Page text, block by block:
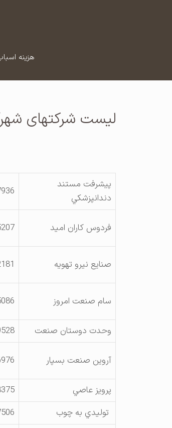
هزینه
لیست شرکتهای
پيشرفت مستند
دندانپزشكي
فردوس كاران اميد
صنايع نيرو تهويه
سام صنعت امروز
وحدت دوستان صنعت
آروين صنعت بسپار
پرويز عاصي
توليدي به چوب